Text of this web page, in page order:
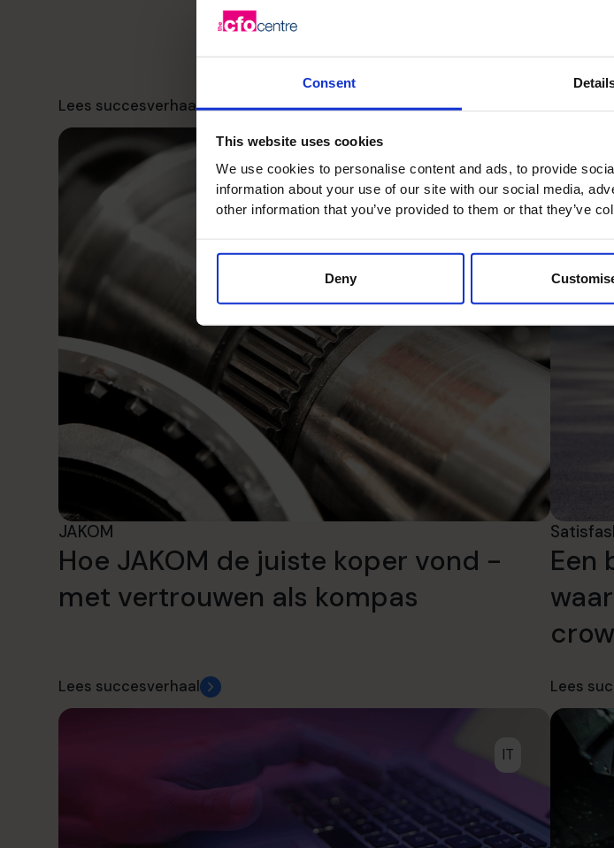
Consent
This website uses cookies
We use cookies to personalise content and ads, to provide
information about your use of our site with our social media,
other information that you’ve provided to them or that they’ve
Deny
Lees succesverhaal
Industrie
JAKOM
Hoe JAKOM de juiste koper vond -
met vertrouwen als kompas
Lees succesverhaal
Een
Lees
IT